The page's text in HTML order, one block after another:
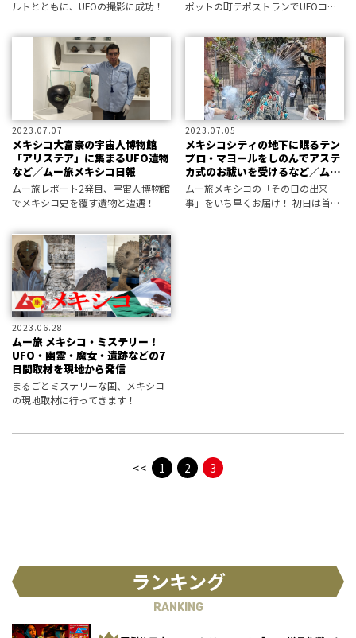
ルトとともに、UFOの撮影に成功！
ポットの町テポストランでUFOコン
は？
2023.07.07
メキシコ大富豪の宇宙人博物館
「アリステア」に集まるUFO遺物
など／ムー旅メキシコ日報
ムー旅レポート2発目、宇宙人博物館
でメキシコ史を覆す遺物と遭遇！
2023.07.05
メキシコシティの地下に眠るテン
プロ・マヨールをしのんでアステ
カ式のお祓いを受けるなど／ムー
旅メキシコ日報
ムー旅メキシコの「その日の出来
事」をいち早くお届け！ 初日は首都
2023.06.28
ムー旅 メキシコ・ミステリー！
UFO・幽霊・魔女・遺跡などの7
日間取材を現地から発信
まるごとミステリーな国、メキシコ
の現地取材に行ってきます！
<< 1 2 3
ランキング
RANKING